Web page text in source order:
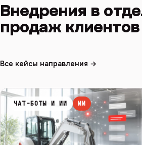
Внедрения в
продаж клиентов
Все кейсы направления →
ЧАТ-БОТЫ И ИИ ИИ